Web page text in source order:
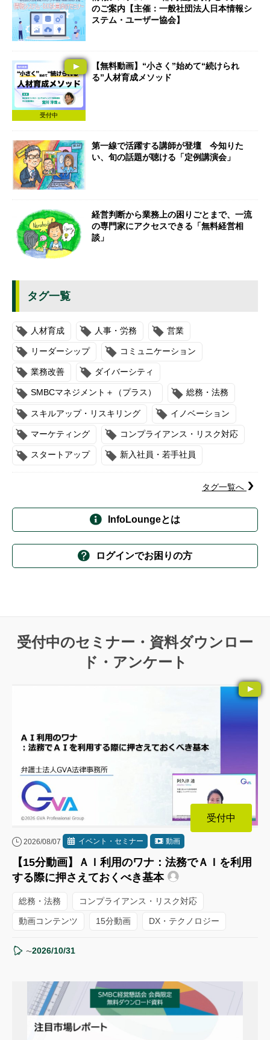
のご案内【主催：一般社団法人日本情報シ
ステム・ユーザー協会】
受付中
【無料動画】“小さく”始めて“続けられ
る”人材育成メソッド
第一線で活躍する講師が登壇 今知りた
い、旬の話題が聴ける「定例講演会」
経営判断から業務上の困りごとまで、一流
の専門家にアクセスできる「無料経営相
談」
タグ一覧
人材育成 人事・労務 営業
リーダーシップ コミュニケーション
業務改善 ダイバーシティ
SMBCマネジメント＋（プラス） 総務・法務
スキルアップ・リスキリング イノベーション
マーケティング コンプライアンス・リスク対応
スタートアップ 新入社員・若手社員
タグ一覧へ
InfoLoungeとは
ログインでお困りの方
受付中のセミナー・資料ダウンロー
ド・アンケート
受付中
2026/08/07 イベント・セミナー 動画
【15分動画】ＡＩ利用のワナ：法務でＡＩを利用
する際に押さえておくべき基本
総務・法務 コンプライアンス・リスク対応
動画コンテンツ 15分動画 DX・テクノロジー
〜2026/10/31